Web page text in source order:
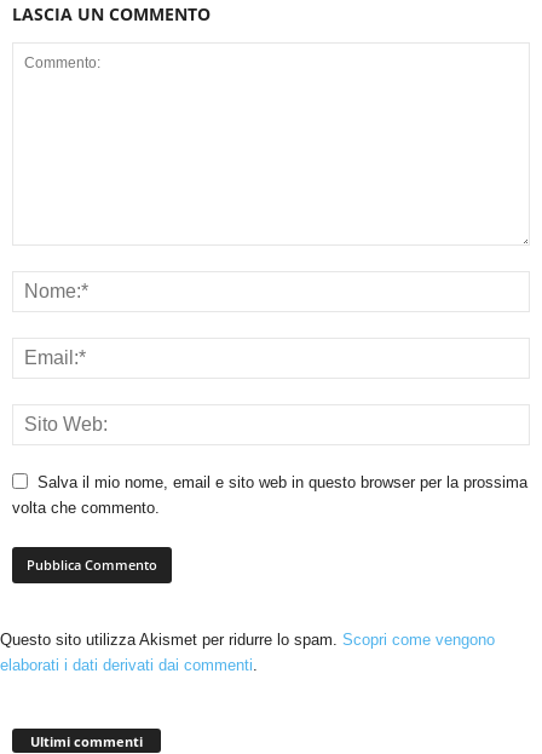
LASCIA UN COMMENTO
Salva il mio nome, email e sito web in questo browser per la prossima
volta che commento.
Questo sito utilizza Akismet per ridurre lo spam. Scopri come vengono
elaborati i dati derivati dai commenti.
Ultimi commenti